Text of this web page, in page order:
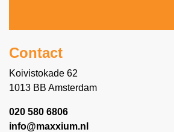
Contact
Koivistokade 62
1013 BB Amsterdam
020 580 6806
info@maxxium.nl